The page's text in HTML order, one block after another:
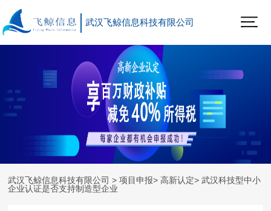
武汉飞鲸信息科技有限公司
武汉飞鲸信息科技有限公司 >项目申报>高新认定> 武汉科技型中小
企业认证是否支持制造型企业